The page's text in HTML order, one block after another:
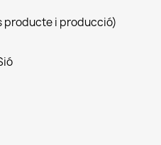
producte i producció)